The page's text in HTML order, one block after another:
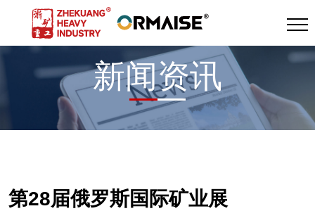
新闻资讯
第28届俄罗斯国际矿业展